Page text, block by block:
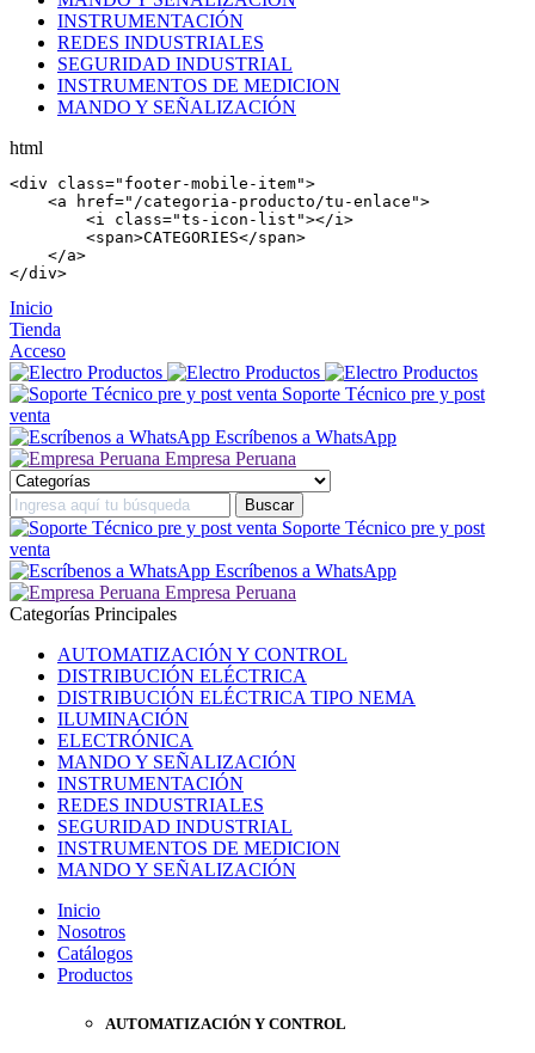
INSTRUMENTACIÓN
REDES INDUSTRIALES
SEGURIDAD INDUSTRIAL
INSTRUMENTOS DE MEDICION
MANDO Y SEÑALIZACIÓN
html
<div class="footer-mobile-item">
    <
a href="/categoria-producto/tu-enlace">
        <
i class="ts-icon-list"></i >
        <
span>CATEGORIES</span>
    </
a>
</div>
Inicio
Tienda
Acceso
Soporte Técnico pre y post
venta
Escríbenos a WhatsApp
Empresa Peruana
Soporte Técnico pre y post
venta
Escríbenos a WhatsApp
Empresa Peruana
Categorías Principales
AUTOMATIZACIÓN Y CONTROL
DISTRIBUCIÓN ELÉCTRICA
DISTRIBUCIÓN ELÉCTRICA TIPO NEMA
ILUMINACIÓN
ELECTRÓNICA
MANDO Y SEÑALIZACIÓN
INSTRUMENTACIÓN
REDES INDUSTRIALES
SEGURIDAD INDUSTRIAL
INSTRUMENTOS DE MEDICION
MANDO Y SEÑALIZACIÓN
Inicio
Nosotros
Catálogos
Productos
AUTOMATIZACIÓN Y CONTROL